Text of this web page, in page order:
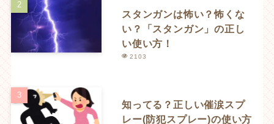
スタンガンは怖い？怖くな
い？「スタンガン」の正し
い使い方！
2103
知ってる？正しい催涙スプ
レー(防犯スプレー)の使い方